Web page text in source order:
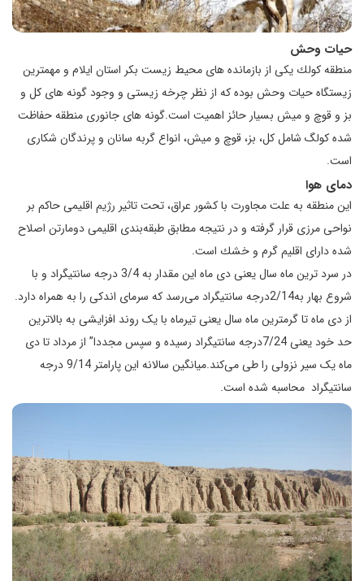
حیات وحش
منطقه كولك یكی از بازمانده های محیط زیست بكر استان ایلام و مهمترین
زیستگاه حیات وحش بوده كه از نظر چرخه زیستی و وجود گونه های كل و
بز و قوچ و میش بسیار حائز اهمیت است.گونه های جانوری منطقه حفاظت
شده کولگ شامل کل، بز، قوچ و میش، انواع گربه سانان و پرندگان شکاری
است.
دمای هوا
این منطقه به علت مجاورت با كشور عراق، تحت تاثیر رژیم اقلیمی حاكم بر
نواحی مرزی قرار گرفته و در نتیجه مطابق طبقه‌بندی اقلیمی دومارتن اصلاح
شده دارای اقلیم گرم و خشك است.
در سرد ترین ماه سال یعنی دی ماه این مقدار به 3/4 درجه سانتیگراد و با
شروع بهار به2/14درجه سانتیگراد می‌رسد که سرمای اندکی را به همراه دارد.
از دی ماه تا گرمترین ماه سال یعنی تیرماه با یک روند افزایشی به بالاترین
حد خود یعنی 7/24درجه سانتیگراد رسیده و سپس مجددا” از مرداد تا دی
ماه یک سیر نزولی را طی می‌کند.میانگین سالانه این پارامتر 9/14 درجه
سانتیگراد محاسبه شده است.